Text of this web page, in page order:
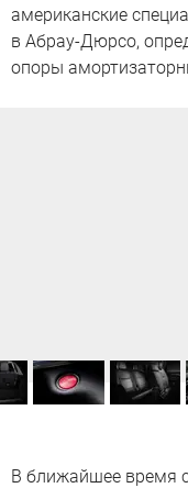
американские
в Абрау-Дюрсо,
опоры
В ближайшее время